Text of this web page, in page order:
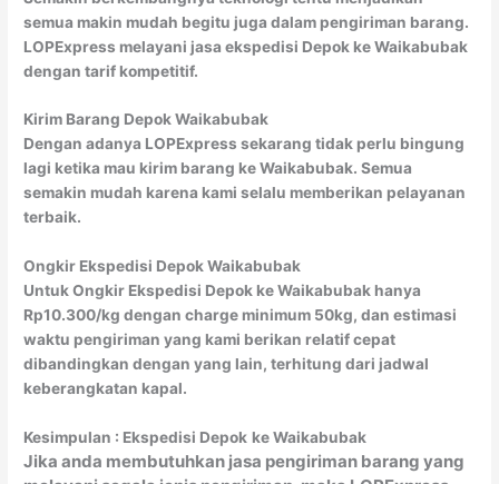
semua makin mudah begitu juga dalam pengiriman barang.
LOPExpress melayani jasa ekspedisi Depok ke Waikabubak
dengan tarif kompetitif.
Kirim Barang Depok Waikabubak
Dengan adanya LOPExpress sekarang tidak perlu bingung
lagi ketika mau kirim barang ke Waikabubak. Semua
semakin mudah karena kami selalu memberikan pelayanan
terbaik.
Ongkir Ekspedisi Depok Waikabubak
Untuk Ongkir Ekspedisi Depok ke Waikabubak hanya
Rp10.300/kg dengan charge minimum 50kg, dan estimasi
waktu pengiriman yang kami berikan relatif cepat
dibandingkan dengan yang lain, terhitung dari jadwal
keberangkatan kapal.
Kesimpulan : Ekspedisi Depok ke Waikabubak
Jika anda membutuhkan jasa pengiriman barang yang